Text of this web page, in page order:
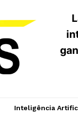
Inteligência